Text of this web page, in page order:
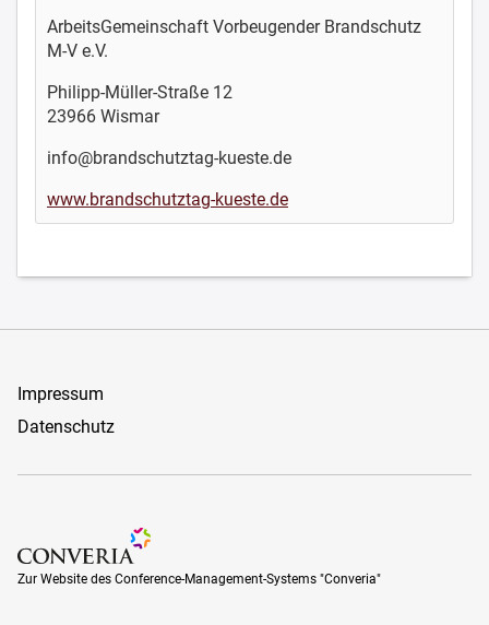
ArbeitsGemeinschaft Vorbeugender Brandschutz
M-V e.V.
Philipp-Müller-Straße 12
23966 Wismar
info@brandschutztag-kueste.de
www.brandschutztag-kueste.de
Impressum
Datenschutz
Zur Website des Conference-Management-Systems
Zur Website des Conference-Management-Systems "Converia"